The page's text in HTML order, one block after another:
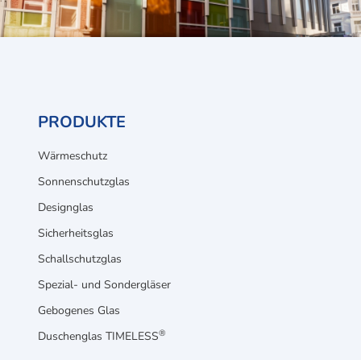
PRODUKTE
Wärmeschutz
Sonnenschutzglas
Designglas
Sicherheitsglas
Schallschutzglas
Spezial- und Sondergläser
Gebogenes Glas
Duschenglas TIMELESS®